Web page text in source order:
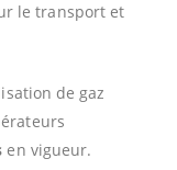
le transport et
de gaz
en vigueur.